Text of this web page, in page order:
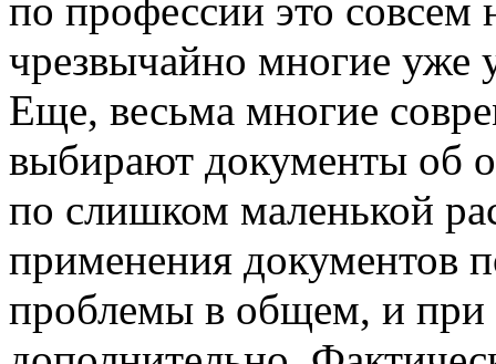
по профессии это
чрезвычайно многие уже
Еще, весьма многие
выбирают документы об
по слишком маленькой
применения документов
проблемы в общем, и при